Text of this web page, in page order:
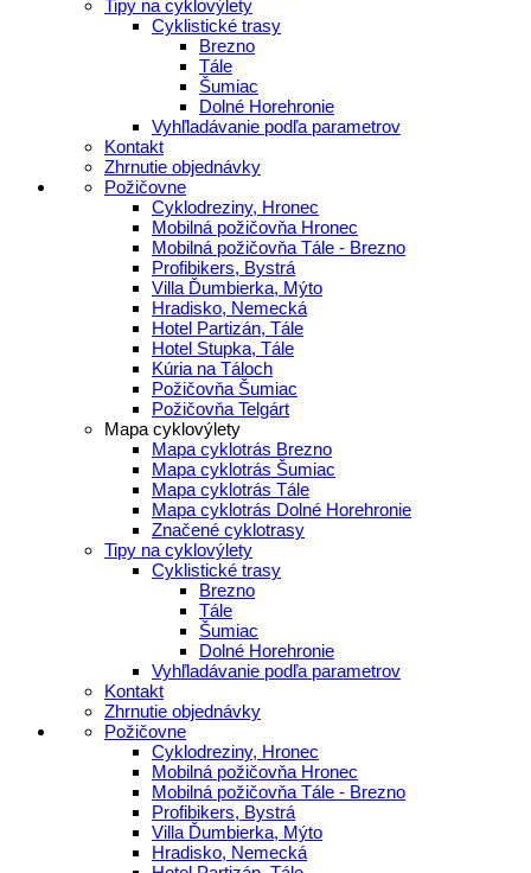
Tipy na cyklovýlety
Cyklistické trasy
Brezno
Tále
Šumiac
Dolné Horehronie
Vyhľladávanie podľa parametrov
Kontakt
Zhrnutie objednávky
Požičovne
Cyklodreziny, Hronec
Mobilná požičovňa Hronec
Mobilná požičovňa Tále - Brezno
Profibikers, Bystrá
Villa Ďumbierka, Mýto
Hradisko, Nemecká
Hotel Partizán, Tále
Hotel Stupka, Tále
Kúria na Táloch
Požičovňa Šumiac
Požičovňa Telgárt
Mapa cyklovýlety
Mapa cyklotrás Brezno
Mapa cyklotrás Šumiac
Mapa cyklotrás Tále
Mapa cyklotrás Dolné Horehronie
Značené cyklotrasy
Tipy na cyklovýlety
Cyklistické trasy
Brezno
Tále
Šumiac
Dolné Horehronie
Vyhľladávanie podľa parametrov
Kontakt
Zhrnutie objednávky
Požičovne
Cyklodreziny, Hronec
Mobilná požičovňa Hronec
Mobilná požičovňa Tále - Brezno
Profibikers, Bystrá
Villa Ďumbierka, Mýto
Hradisko, Nemecká